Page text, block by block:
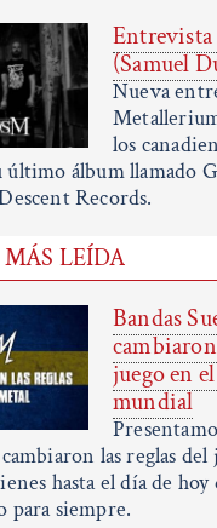
Entrevista
(Samuel
Nueva
los
último álbum llamado
Records.
LEÍDA
Bandas
juego en
mundial
cambiaron las reglas
hasta el día de hoy
para siempre.